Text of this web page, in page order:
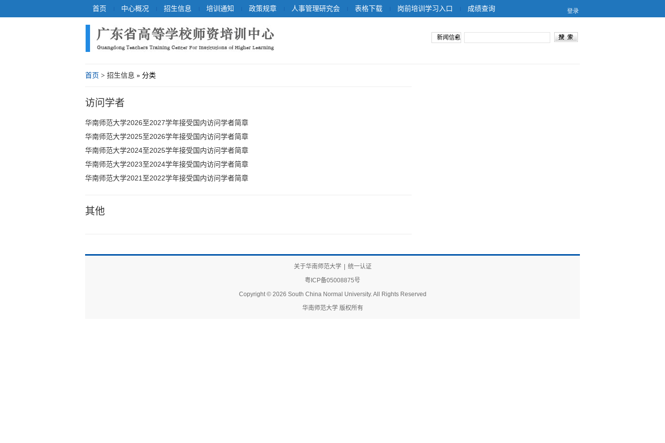
首页 中心概况 招生信息 培训通知 政策规章 人事管理研究会 表格下载 岗前培训学习入口 成绩查询
新闻信息
首页 > 招生信息 » 分类
访问学者
华南师范大学2026至2027学年接受国内访问学者简章
华南师范大学2025至2026学年接受国内访问学者简章
华南师范大学2024至2025学年接受国内访问学者简章
华南师范大学2023至2024学年接受国内访问学者简章
华南师范大学2021至2022学年接受国内访问学者简章
其他
关于华南师范大学
统一认证
粤ICP备05008875号
Copyright © 2026 South China Normal University. All Rights Reserved
华南师范大学 版权所有